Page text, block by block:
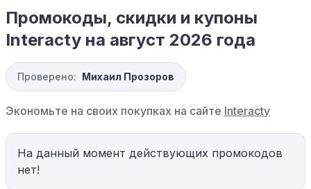
Промокоды, скидки и купоны
Interacty на август 2026 года
Проверено: Михаил Прозоров
Экономьте на своих покупках на сайте Interacty
На данный момент действующих промокодов
нет!